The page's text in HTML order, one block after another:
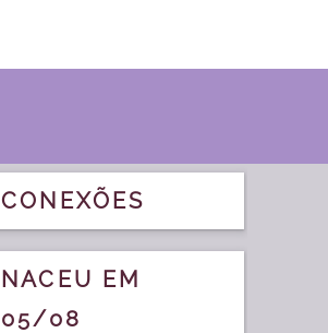
CONEXÕES
NACEU EM
05/08